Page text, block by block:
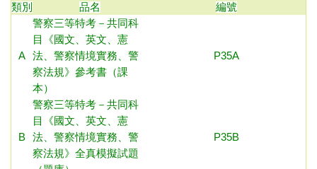
類別 品名 編號
A
警察三等特考－共同科
目《國文、英文、憲
法、警察情境實務、警
察法規》參考書（課
本）
P35A
B
警察三等特考－共同科
目《國文、英文、憲
法、警察情境實務、警
察法規》全真模擬試題
P35B